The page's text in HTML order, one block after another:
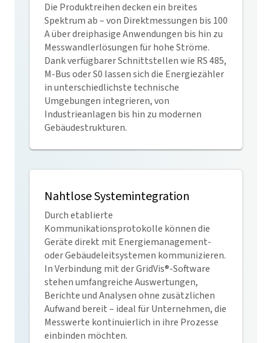
Die Produktreihen decken ein breites
Spektrum ab – von Direktmessungen bis 100
A über dreiphasige Anwendungen bis hin zu
Messwandlerlösungen für hohe Ströme.
Dank verfügbarer Schnittstellen wie RS 485,
M-Bus oder S0 lassen sich die Energiezähler
in unterschiedlichste technische
Umgebungen integrieren, von
Industrieanlagen bis hin zu modernen
Gebäudestrukturen.
Nahtlose Systemintegration
Durch etablierte
Kommunikationsprotokolle können die
Geräte direkt mit Energiemanagement-
oder Gebäudeleitsystemen kommunizieren.
In Verbindung mit derGridVis®-Software
stehen umfangreiche Auswertungen,
Berichte und Analysen ohne zusätzlichen
Aufwand bereit – ideal für Unternehmen, die
Messwerte kontinuierlich in ihre Prozesse
einbinden möchten.